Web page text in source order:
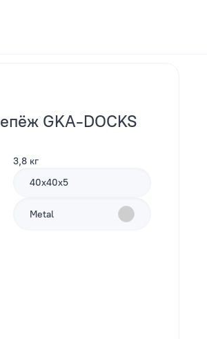
GKA-DOCKS
3,8 кг
40х40х5
Metal